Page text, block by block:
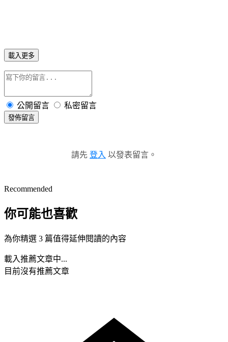
載入更多
公開留言 私密留言
發佈留言
請先 登入 以發表留言。
Recommended
你可能也喜歡
為你精選 3 篇值得延伸閱讀的內容
載入推薦文章中...
目前沒有推薦文章